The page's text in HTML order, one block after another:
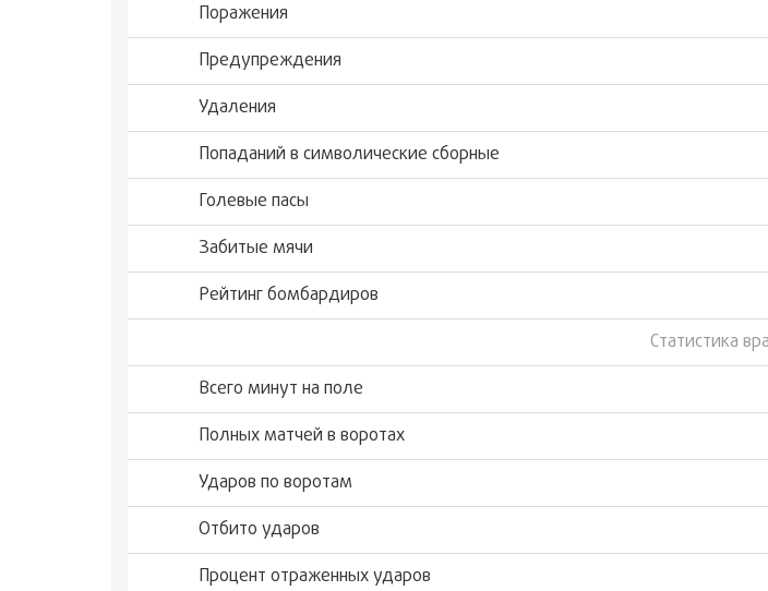
Поражения
Предупреждения
Удаления
Попаданий в символические сборные
Голевые пасы
Забитые мячи
Рейтинг бомбардиров
Статистика
Всего минут на поле
Полных матчей в воротах
Ударов по воротам
Отбито ударов
Процент отраженных ударов